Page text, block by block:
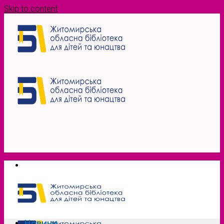
Skip to content